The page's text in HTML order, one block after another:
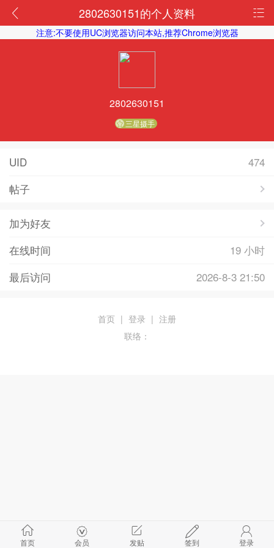
2802630151的个人资料
注意:不要使用UC浏览器访问本站,推荐Chrome浏览器
2802630151
三星摄手
UID
474
帖子
加为好友
在线时间
19 小时
最后访问
2026-8-3 21:50
首页 会员 发贴 签到 登录
首页 | 登录 | 注册
联络：